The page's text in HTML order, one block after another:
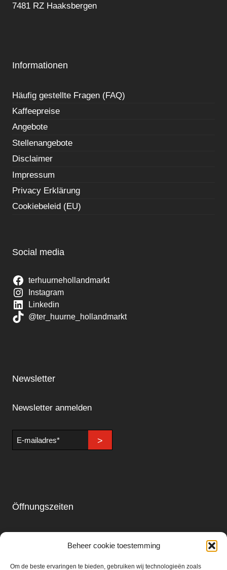
Beheer cookie toestemming
Om de beste ervaringen te bieden, gebruiken wij technologieën zoals
7481 RZ Haaksbergen
Informationen
Häufig gestellte Fragen (FAQ)
Kaffeepreise
Angebote
Stellenangebote
Disclaimer
Impressum
Privacy Erklärung
Cookiebeleid (EU)
Social media
terhuurnehollandmarkt
Instagram
Linkedin
@ter_huurne_hollandmarkt
Newsletter
Newsletter anmelden
E-
mailadres
>
Öffnungszeiten
Montag - Sonntag
09.00 - 18.00